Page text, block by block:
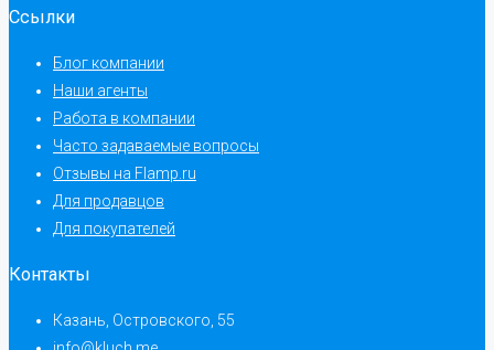
Ссылки
Блог компании
Наши агенты
Работа в компании
Часто задаваемые вопросы
Отзывы на Flamp.ru
Для продавцов
Для покупателей
Контакты
Казань, Островского, 55